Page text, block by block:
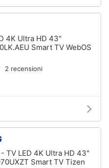
4K Ultra HD 43"
Smart TV WebOS
2 recensioni
- TV LED 4K Ultra HD 43"
Smart TV Tizen